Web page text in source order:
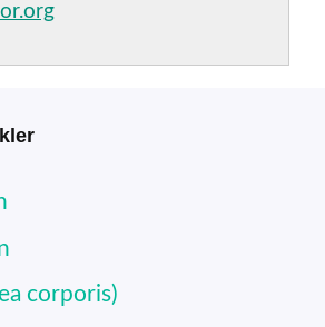
corporis)